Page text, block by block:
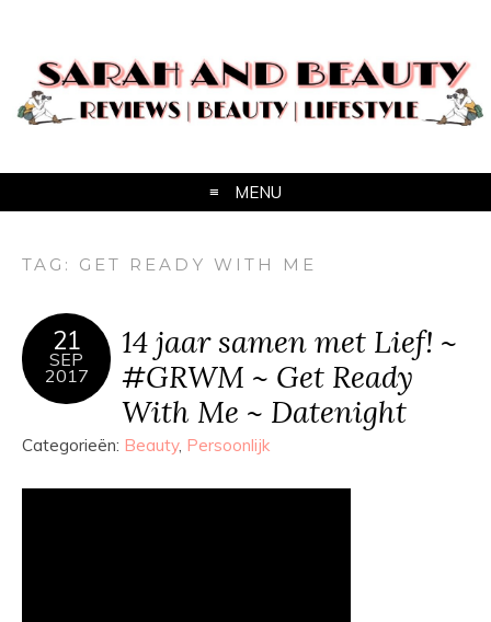
MENU
TAG: GET READY WITH ME
21
SEP
2017
14 jaar samen met Lief! ~
#GRWM ~ Get Ready
With Me ~ Datenight
Categorieën: Beauty, Persoonlijk